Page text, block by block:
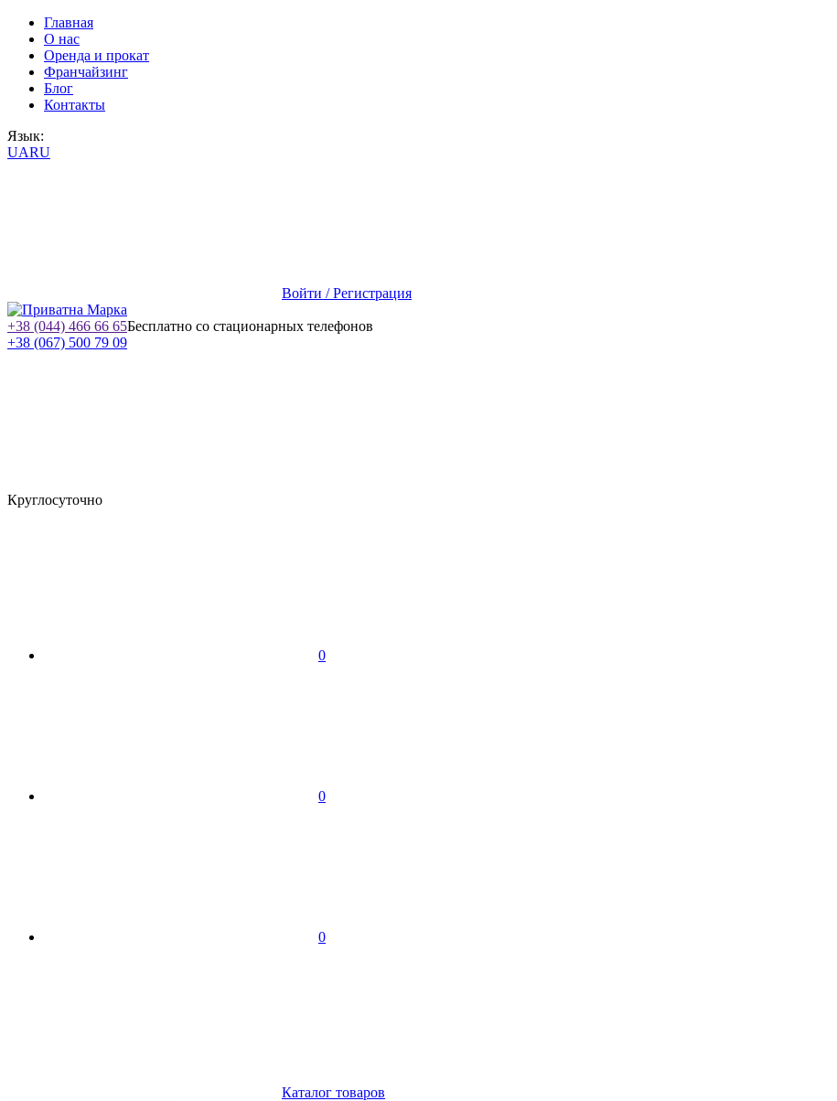
Главная
О нас
Оренда и прокат
Франчайзинг
Блог
Контакты
Язык:
UARU
Войти / Регистрация
+38 (044) 466 66 65Бесплатно со стационарных телефонов
+38 (067) 500 79 09
Круглосуточно
0
0
0
Каталог товаров